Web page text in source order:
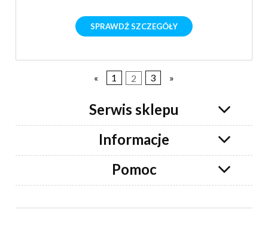
SPRAWDŹ SZCZEGÓŁY
« 1 2 3 »
Serwis sklepu
Informacje
Pomoc